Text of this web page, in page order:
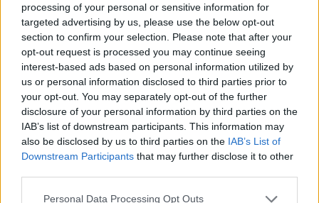
processing of your personal or sensitive information for
targeted advertising by us, please use the below opt-out
section to confirm your selection. Please note that after your
opt-out request is processed you may continue seeing
interest-based ads based on personal information utilized by
us or personal information disclosed to third parties prior to
your opt-out. You may separately opt-out of the further
disclosure of your personal information by third parties on the
IAB’s list of downstream participants. This information may
also be disclosed by us to third parties on the IAB’s List of
Downstream Participants that may further disclose it to other
Personal Data Processing Opt Outs
Nem kizárt, hogy további bankokat vegyen a
magyar állam - mondta Nagy Márton, az MNB
Pénzügyi Stabilitásért és Hitelösztönzésért
felelős ügyvezető igazgatója Bécsben, az
Euromoney 2015 konferencián. A Reutersnek azt
is elárulta a szakember, hogy hamarosan elindul
az MNB problémás eszközöket kezelő "rossz
bankja".